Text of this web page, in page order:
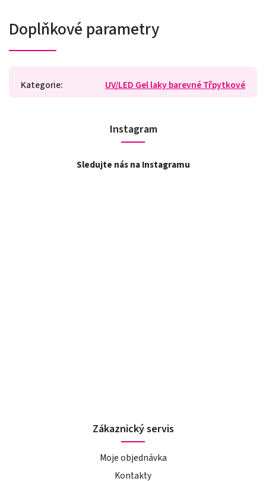
Doplňkové parametry
Kategorie: UV/LED Gel laky barevné Třpytkové
Instagram
Sledujte nás na Instagramu
Zákaznický servis
Moje objednávka
Kontakty